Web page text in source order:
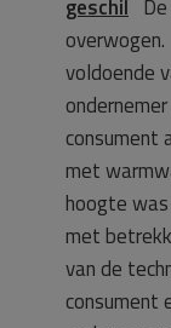
geschil
voldoende
consument
met
hoogte
met
van de
consument